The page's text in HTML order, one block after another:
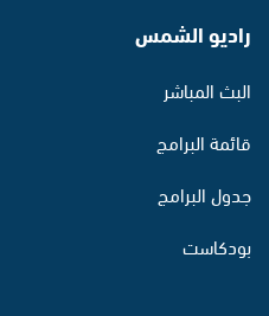
راديو الشمس
البث المباشر
قائمة البرامج
جدول البرامج
بودكاست